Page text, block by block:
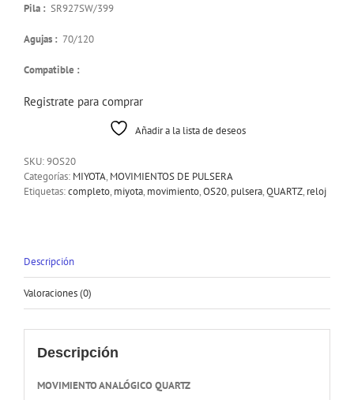
Pila : SR927SW/399
Agujas : 70/120
Compatible :
Registrate para comprar
Añadir a la lista de deseos
SKU:9OS20
Categorías: MIYOTA, MOVIMIENTOS DE PULSERA
Etiquetas:completo, miyota, movimiento,OS20, pulsera,QUARTZ, reloj
Descripción
Valoraciones (0)
Descripción
MOVIMIENTO ANALÓGICO QUARTZ